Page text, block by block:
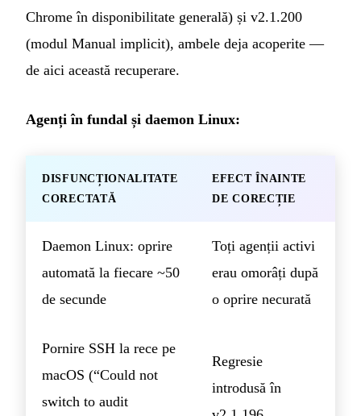
Chrome în disponibilitate generală) și v2.1.200
(modul Manual implicit), ambele deja acoperite —
de aici această recuperare.
Agenți în fundal și daemon Linux:
DISFUNCȚIONALITATE
CORECTATĂ
EFECT ÎNAINTE
DE CORECȚIE
Daemon Linux: oprire
automată la fiecare ~50
de secunde
Toți agenții activi
erau omorâți după
o oprire necurată
Pornire SSH la rece pe
macOS (“Could not
switch to audit
Regresie
introdusă în